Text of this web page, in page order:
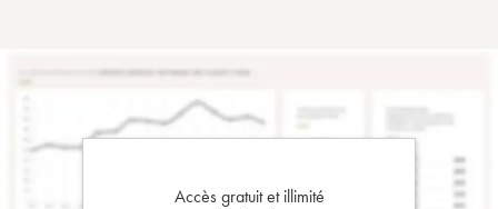
Accès gratuit et illimité